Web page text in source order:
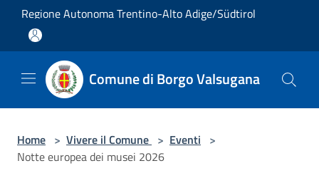
Salta al contenuto principale
Regione Autonoma Trentino-Alto Adige/Südtirol
Comune di Borgo Valsugana
Home > Vivere il Comune > Eventi >
Notte europea dei musei 2026